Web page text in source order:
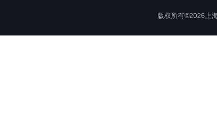
版权所有©2026